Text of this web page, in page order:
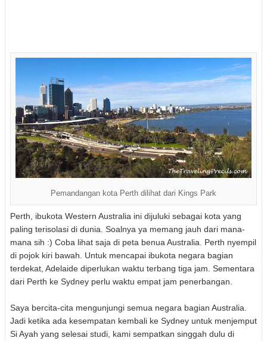
Pemandangan kota Perth dilihat dari Kings Park
Perth, ibukota Western Australia ini dijuluki sebagai kota yang
paling terisolasi di dunia. Soalnya ya memang jauh dari mana-
mana sih :) Coba lihat saja di peta benua Australia. Perth nyempil
di pojok kiri bawah. Untuk mencapai ibukota negara bagian
terdekat, Adelaide diperlukan waktu terbang tiga jam. Sementara
dari Perth ke Sydney perlu waktu empat jam penerbangan.
Saya bercita-cita mengunjungi semua negara bagian Australia.
Jadi ketika ada kesempatan kembali ke Sydney untuk menjemput
Si Ayah yang selesai studi, kami sempatkan singgah dulu di